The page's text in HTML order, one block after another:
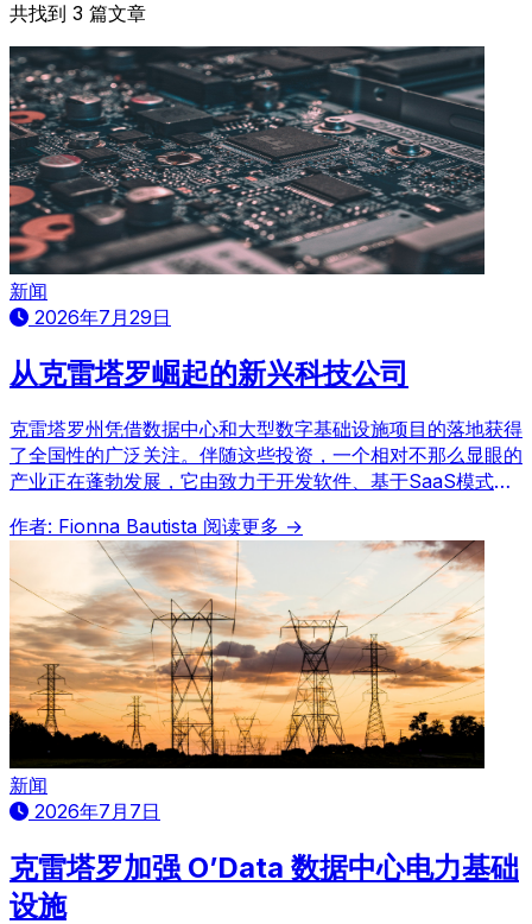
共找到 3 篇文章
新闻
2026年7月29日
从克雷塔罗崛起的新兴科技公司
克雷塔罗州凭借数据中心和大型数字基础设施项目的落地获得
了全国性的广泛关注。伴随这些投资，一个相对不那么显眼的
产业正在蓬勃发展，它由致力于开发软件、基于SaaS模式的
在技术创新领域的深厚潜力。
作者: Fionna Bautista 阅读更多 →
新闻
2026年7月7日
克雷塔罗加强 O’Data 数据中心电力基础
设施